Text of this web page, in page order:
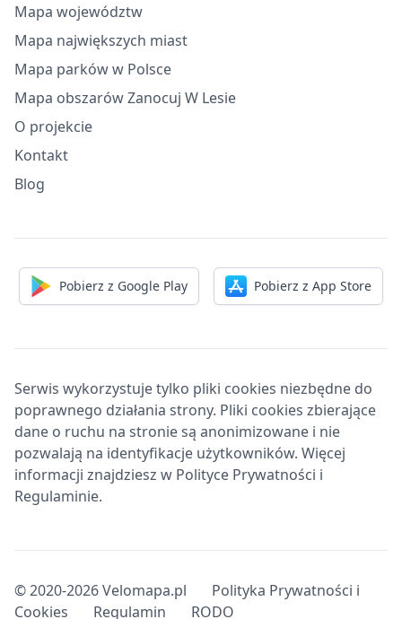
Mapa województw
Mapa największych miast
Mapa parków w Polsce
Mapa obszarów Zanocuj W Lesie
O projekcie
Kontakt
Blog
Pobierz z Google Play Pobierz z App Store
Serwis wykorzystuje tylko pliki cookies niezbędne do
poprawnego działania strony. Pliki cookies zbierające
dane o ruchu na stronie są anonimizowane i nie
pozwalają na identyfikacje użytkowników. Więcej
informacji znajdziesz w Polityce Prywatności i
Regulaminie.
© 2020-2026 Velomapa.pl
Polityka Prywatności i
Cookies
Regulamin RODO